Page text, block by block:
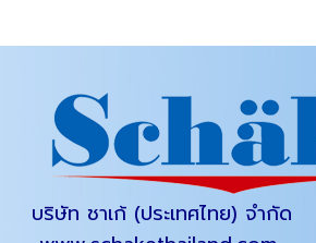
บริษัท ชาเก้ (ประเทศไทย) จำกัด